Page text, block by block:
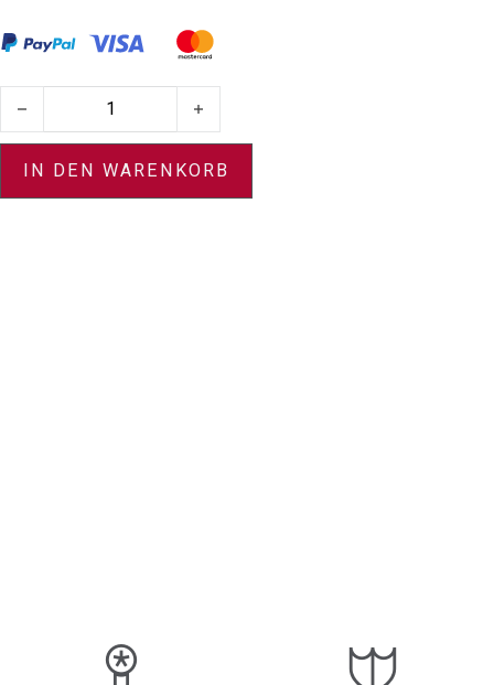
MEMORY Ring mit Balkenfassung Menge
IN DEN WARENKORB